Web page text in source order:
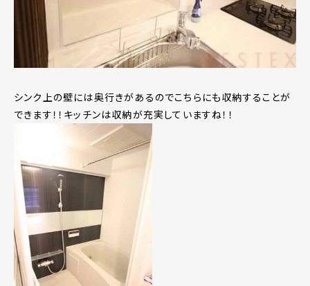
シンク上の壁には奥行きがあるのでこちらにも収納することが
できます！！キッチンは収納が充実していますね！！